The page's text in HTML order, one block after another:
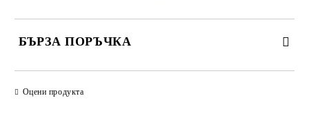
БЪРЗА ПОРЪЧКА
Оцени продукта